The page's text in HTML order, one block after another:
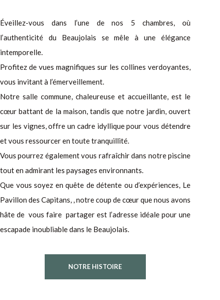
Éveillez-vous dans l’une de nos 5 chambres, où
l’authenticité du Beaujolais se mêle à une élégance
intemporelle.
Profitez de vues magnifiques sur les collines verdoyantes,
vous invitant à l’émerveillement.
Notre salle commune, chaleureuse et accueillante, est le
cœur battant de la maison, tandis que notre jardin, ouvert
sur les vignes, offre un cadre idyllique pour vous détendre
et vous ressourcer en toute tranquillité.
Vous pourrez également vous rafraîchir dans notre piscine
tout en admirant les paysages environnants.
Que vous soyez en quête de détente ou d’expériences, Le
Pavillon des Capitans, , notre coup de cœur que nous avons
hâte de vous faire partager est l’adresse idéale pour une
escapade inoubliable dans le Beaujolais.
NOTRE HISTOIRE